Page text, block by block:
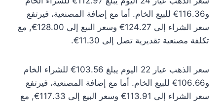
و116.36€ للبيع الخام. أما مع إضافة المصنعية، فيرتفع
سعر الشراء إلى 124.27€ وسعر البيع إلى 128.00€, مع
تكلفة مصنعية تقديرية تصل إلى 11.30€.
سعر الذهب عيار 22 اليوم يبلغ 103.56€ للشراء الخام
و106.66€ للبيع الخام. أما مع إضافة المصنعية، فيرتفع
سعر الشراء إلى 113.91€ وسعر البيع إلى 117.33€, مع